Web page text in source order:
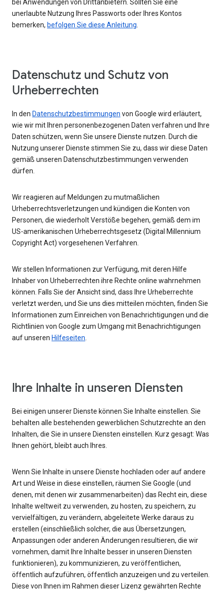
bei Anwendungen von Drittanbietern. Sollten Sie eine
unerlaubte Nutzung Ihres Passworts oder Ihres Kontos
bemerken, befolgen Sie diese Anleitung.
Datenschutz und Schutz von
Urheberrechten
In den Datenschutzbestimmungen von Google wird erläutert,
wie wir mit Ihren personenbezogenen Daten verfahren und Ihre
Daten schützen, wenn Sie unsere Dienste nutzen. Durch die
Nutzung unserer Dienste stimmen Sie zu, dass wir diese Daten
gemäß unseren Datenschutzbestimmungen verwenden
dürfen.
Wir reagieren auf Meldungen zu mutmaßlichen
Urheberrechtsverletzungen und kündigen die Konten von
Personen, die wiederholt Verstöße begehen, gemäß dem im
US-amerikanischen Urheberrechtsgesetz (Digital Millennium
Copyright Act) vorgesehenen Verfahren.
Wir stellen Informationen zur Verfügung, mit deren Hilfe
Inhaber von Urheberrechten ihre Rechte online wahrnehmen
können. Falls Sie der Ansicht sind, dass Ihre Urheberrechte
verletzt werden, und Sie uns dies mitteilen möchten, finden Sie
Informationen zum Einreichen von Benachrichtigungen und die
Richtlinien von Google zum Umgang mit Benachrichtigungen
auf unseren Hilfeseiten.
Ihre Inhalte in unseren Diensten
Bei einigen unserer Dienste können Sie Inhalte einstellen. Sie
behalten alle bestehenden gewerblichen Schutzrechte an den
Inhalten, die Sie in unsere Diensten einstellen. Kurz gesagt: Was
Ihnen gehört, bleibt auch Ihres.
Wenn Sie Inhalte in unsere Dienste hochladen oder auf andere
Art und Weise in diese einstellen, räumen Sie Google (und
denen, mit denen wir zusammenarbeiten) das Recht ein, diese
Inhalte weltweit zu verwenden, zu hosten, zu speichern, zu
vervielfältigen, zu verändern, abgeleitete Werke daraus zu
erstellen (einschließlich solcher, die aus Übersetzungen,
Anpassungen oder anderen Änderungen resultieren, die wir
vornehmen, damit Ihre Inhalte besser in unseren Diensten
funktionieren), zu kommunizieren, zu veröffentlichen,
öffentlich aufzuführen, öffentlich anzuzeigen und zu verteilen.
Diese von Ihnen im Rahmen dieser Lizenz gewährten Rechte